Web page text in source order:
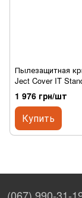
Пылезащитная
Ject Cover IT
1 976 грн/шт
Купить